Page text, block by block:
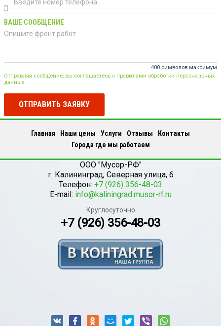
ВАШЕ СООБЩЕНИЕ
400 символов максимум
Отправляя сообщение, вы соглашаетесь с правилами обработки персональных
данных
ОТПРАВИТЬ ЗАЯВКУ
Главная Наши цены Услуги Отзывы
Контакты
Города где мы работаем
ООО "Мусор-РФ"
г. Калининград, Северная улица, 6
Телефон: +7 (926) 356-48-03
E-mail: info@kaliningrad.musor-rf.ru
Круглосуточно
+7 (926) 356-48-03